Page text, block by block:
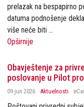
prelazak na bespapirno
datuma podnošenje
više neće biti ...
Opširnije
Obavještenje za
poslovanje u Pilot
09 jun 2026 Aktuelnosti